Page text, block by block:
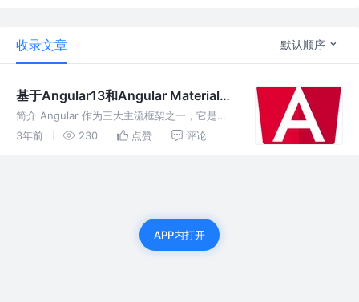
收录文章 默认顺序
基于Angular13和Angular Material构
建一个Angular 应用详解
简介 Angular 作为三大主流框架之一，它是一
个基于Typescript构建的开发平台。一个基于组
3年前 230 点赞 评论
APP内打开